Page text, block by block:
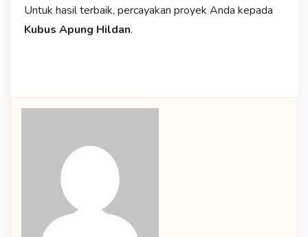
Untuk hasil terbaik, percayakan proyek Anda kepada
Kubus Apung Hildan.